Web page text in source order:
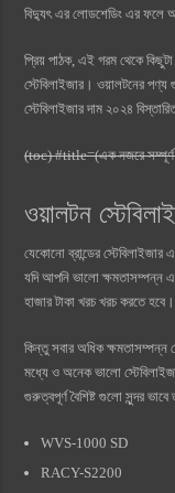
ওয়ালটন মোবাইল কিস্তিতে
গ্রামে লাভজনক ব্যবসা
জেনে নিন, বর্তমানে
বিদ্যুৎ এর লোডশেডিং এর ফলে
প্রিয় পাঠক, এই গরম থেকে
স্টেবিলাইজার। ওয়ালটনের
স্টেবিলাইজার দাম ২০২৪
(toc) #title=(এক নজরে সম্পূর্ণ
ওয়ালটন
যেকোনো ব্রান্ডের স্টেবিলাইজার
যদি আপনি ভালো ক্ষমতাসম্পন্ন
হাজার টাকা খরচ খরচ করতে হবে।
কিন্তু সবার অধিক ক্ষমতাসম্পন্ন
মধ্যে ও অনেক ভালো
গুরুত্বপূর্ণ বৈশিষ্ট গুলো সুন্দর
WVS-1000 SD
RACY-S2200